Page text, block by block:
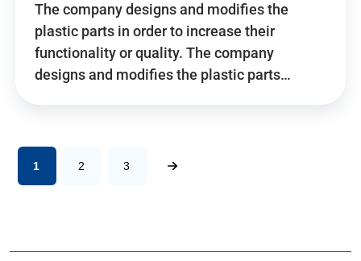
The company designs and modifies the
plastic parts in order to increase their
functionality or quality. The company
designs and modifies the plastic parts…
1 2 3